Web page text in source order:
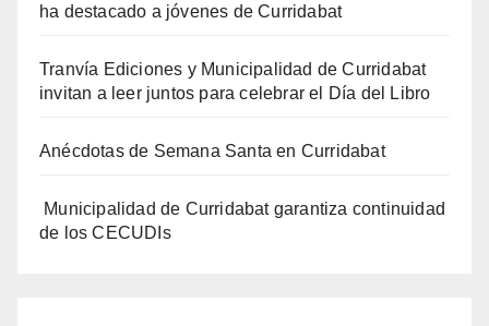
ha destacado a jóvenes de Curridabat
Tranvía Ediciones y Municipalidad de Curridabat
invitan a leer juntos para celebrar el Día del Libro
Anécdotas de Semana Santa en Curridabat
Municipalidad de Curridabat garantiza continuidad
de los CECUDIs